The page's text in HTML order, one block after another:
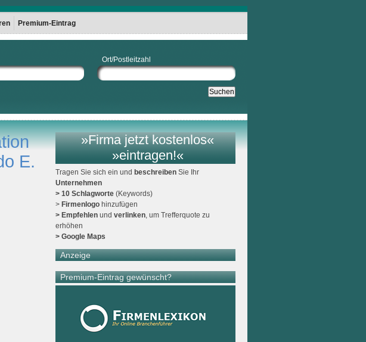
Premium-Eintrag
Ort/Postleitzahl
E.
»Firma jetzt kostenlos«
»eintragen!«
Tragen Sie sich ein und beschreibenSie Ihr
Unternehmen
> 10 Schlagworte(Keywords)
> Firmenlogohinzufügen
> Empfehlenund verlinken, um Trefferquote zu
erhöhen
> Google Maps
Anzeige
Premium-Eintrag gewünscht?